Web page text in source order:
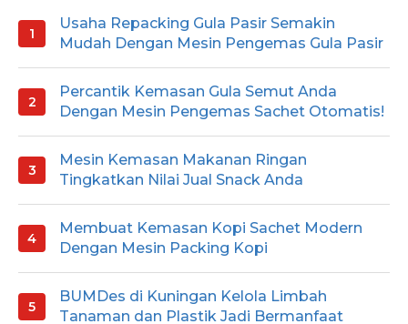
Usaha Repacking Gula Pasir Semakin
Mudah Dengan Mesin Pengemas Gula Pasir
Percantik Kemasan Gula Semut Anda
Dengan Mesin Pengemas Sachet Otomatis!
Mesin Kemasan Makanan Ringan
Tingkatkan Nilai Jual Snack Anda
Membuat Kemasan Kopi Sachet Modern
Dengan Mesin Packing Kopi
BUMDes di Kuningan Kelola Limbah
Tanaman dan Plastik Jadi Bermanfaat